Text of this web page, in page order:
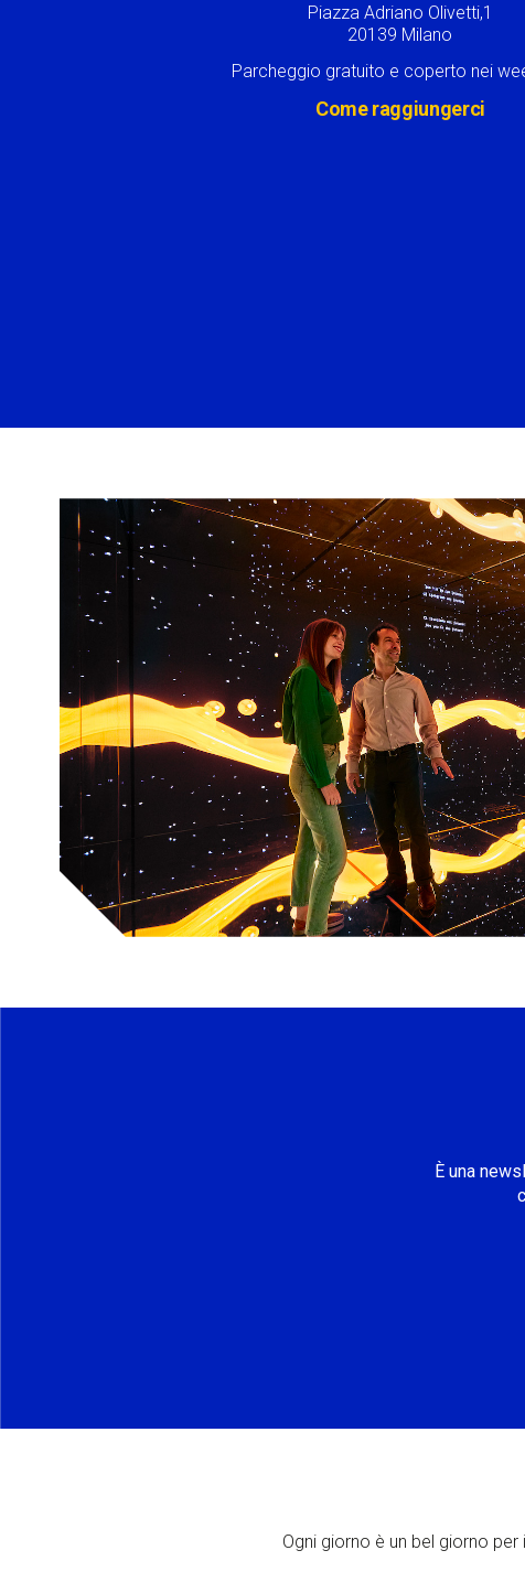
Piazza Adriano Olivetti,1
20139 Milano
Parcheggio gratuito e coperto nei
Come raggiungerci
È una
Ogni giorno è un bel giorno